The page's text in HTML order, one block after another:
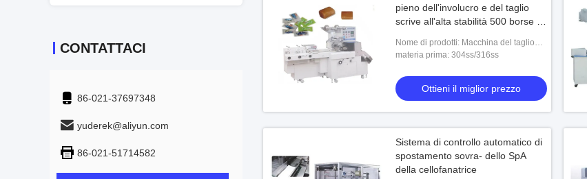
CONTATTACI
86-021-37697348
yuderek@aliyun.com
86-021-51714582
pieno dell'involucro e del taglio
scrive all'alta stabilità 500 borse a
Nome di prodotti: Macchina del taglio
PQG300 e dell'involucro
materia prima: 304ss/316ss
Ottieni il miglior prezzo
Sistema di controllo automatico di
spostamento sovra- dello SpA
della cellofanatrice